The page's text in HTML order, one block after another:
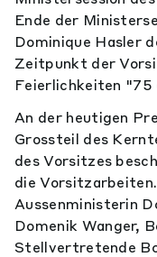
Ende der
Dominique Hasler
Zeitpunkt der
Feierlichkeiten
An der heutigen
Grossteil des
des Vorsitzes
die
Aussenministerin
Domenik Wanger,
Stellvertretende